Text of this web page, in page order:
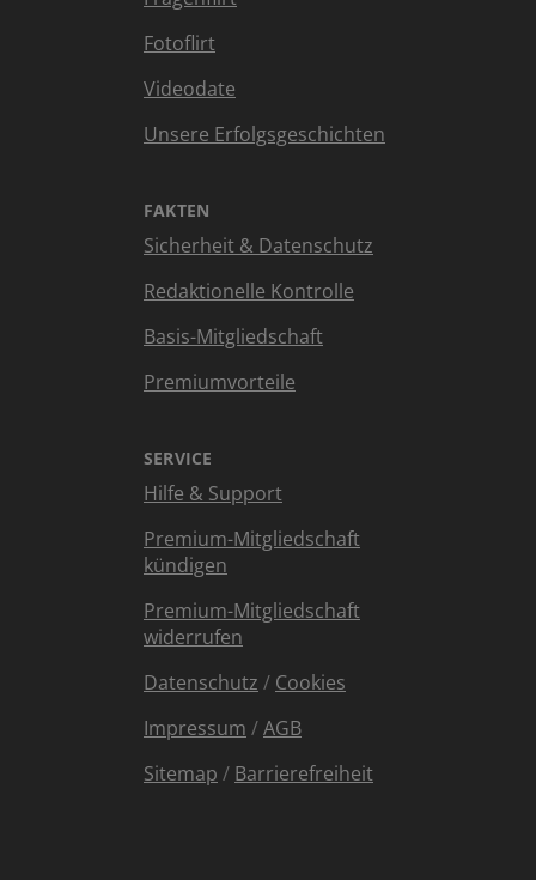
Fotoflirt
Videodate
Unsere Erfolgsgeschichten
FAKTEN
Sicherheit & Datenschutz
Redaktionelle Kontrolle
Basis-Mitgliedschaft
Premiumvorteile
SERVICE
Hilfe & Support
Premium-Mitgliedschaft
kündigen
Premium-Mitgliedschaft
widerrufen
Datenschutz / Cookies
Impressum /AGB
Sitemap / Barrierefreiheit